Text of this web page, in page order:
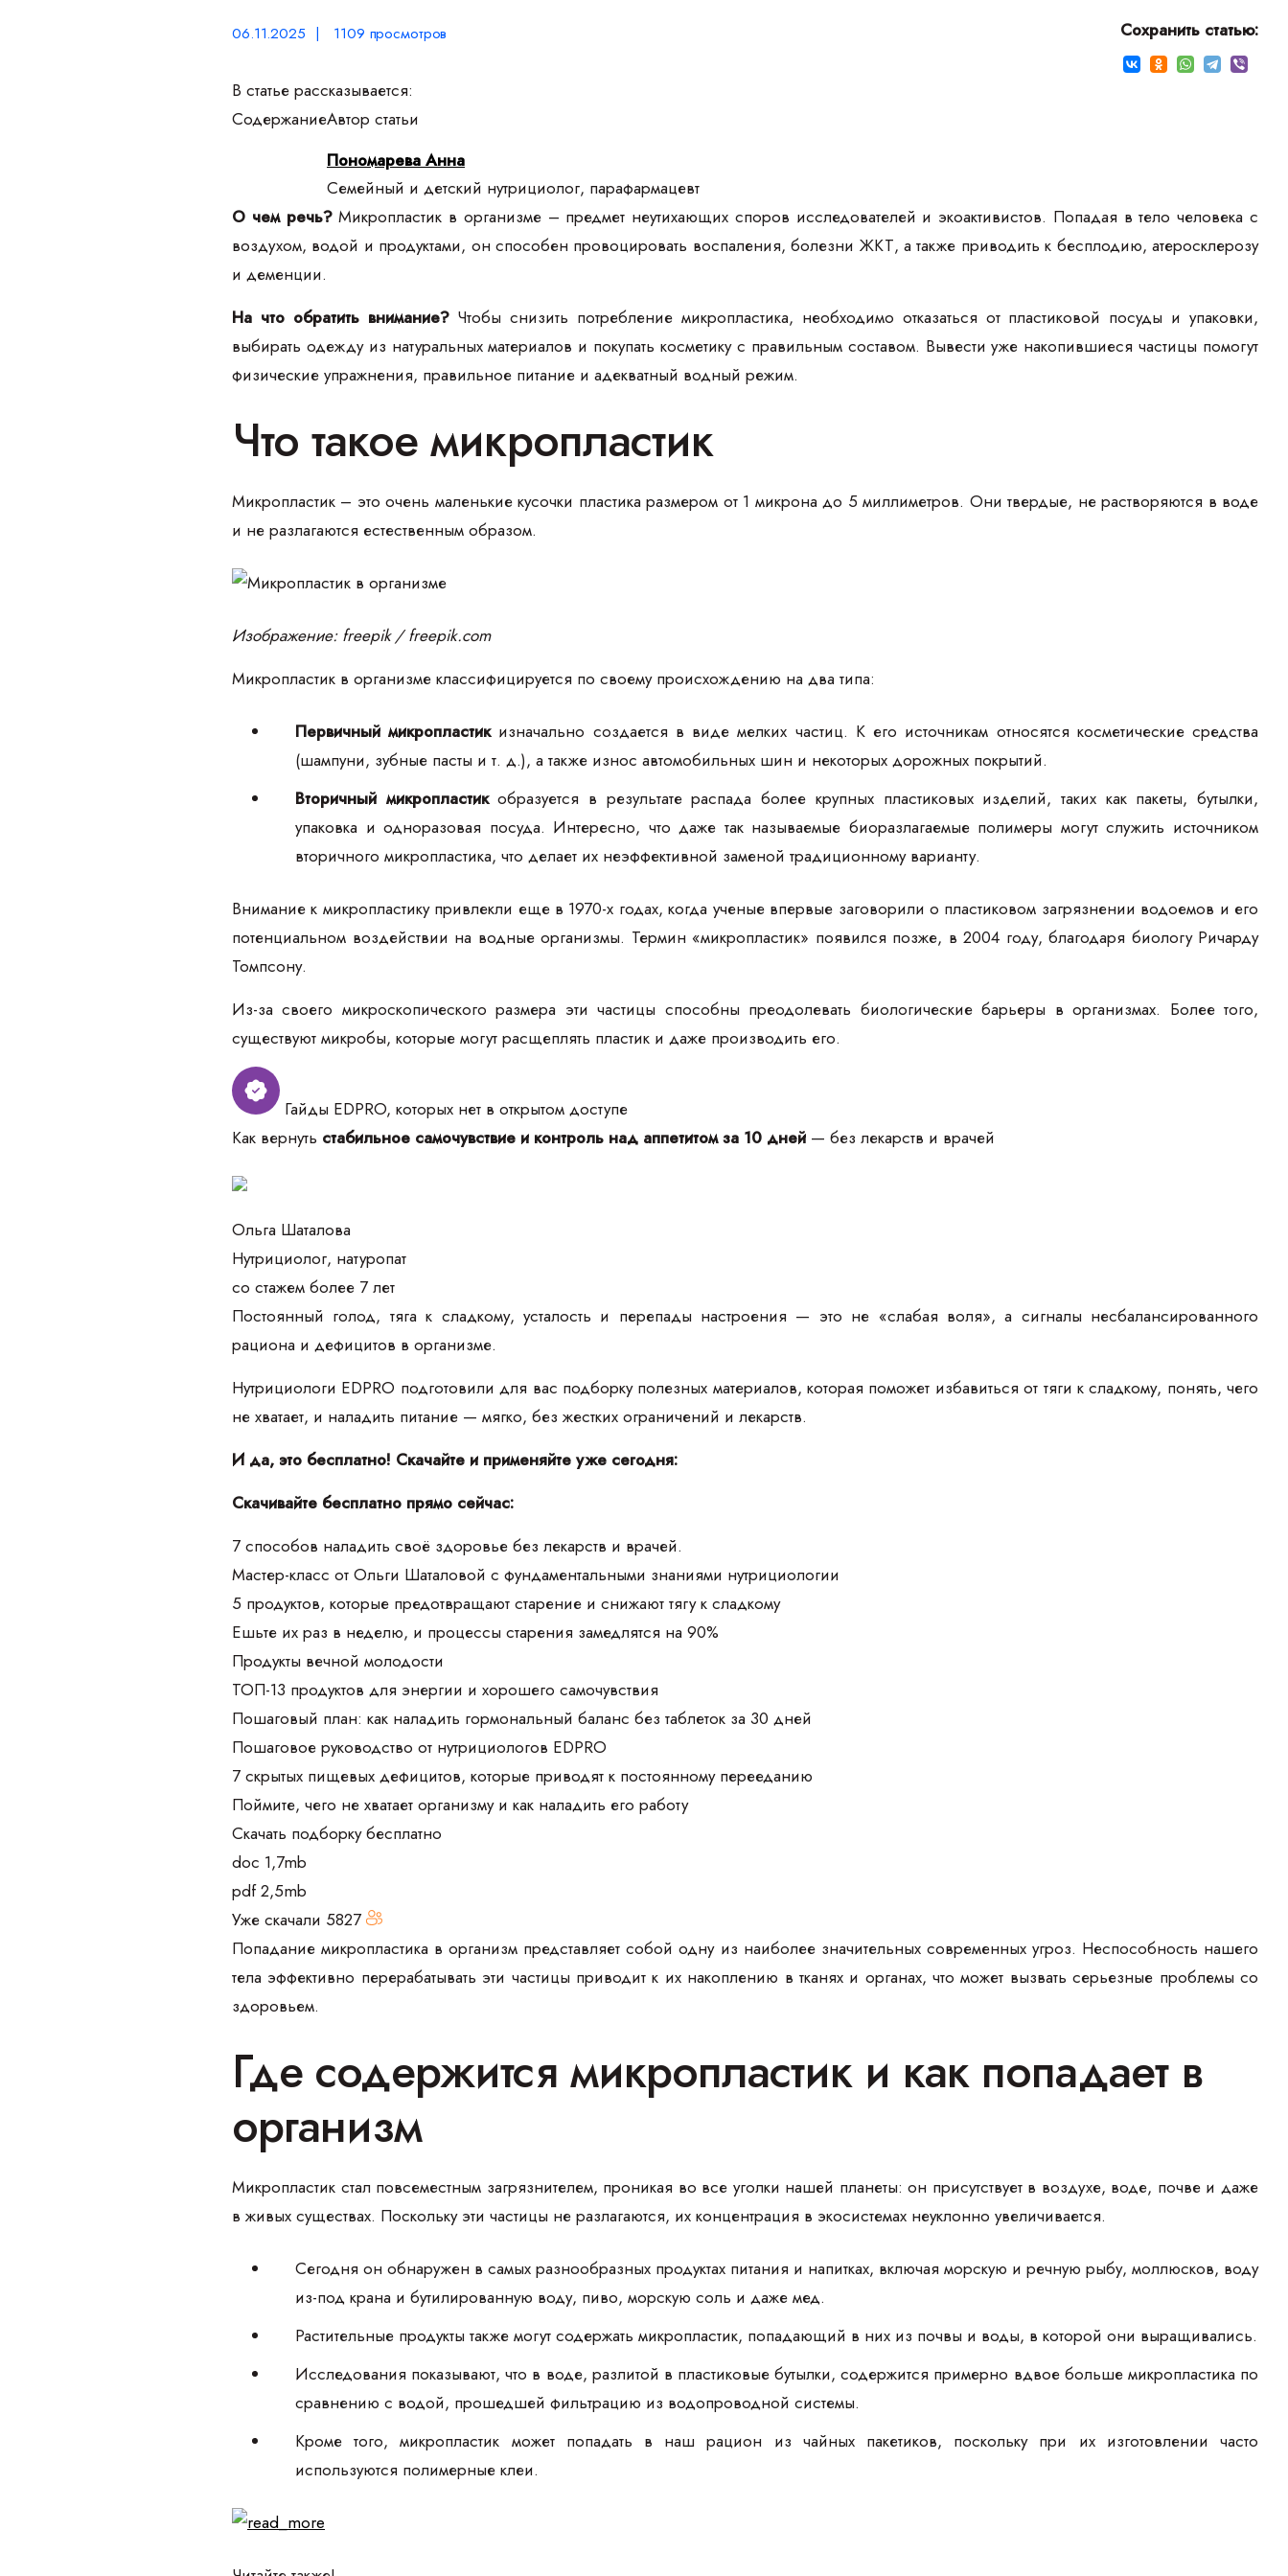
06.11.2025 | 1109 просмотров Сохранить статью:
В статье рассказывается:
СодержаниеАвтор статьи
Пономарева Анна
Семейный и детский нутрициолог, парафармацевт
О чем речь?Микропластик в организме – предмет неутихающих споров исследователей и экоактивистов. Попадая в тело человека с
воздухом, водой и продуктами, он способен провоцировать воспаления, болезни ЖКТ, а также приводить к бесплодию, атеросклерозу
и деменции.
На что обратить внимание?Чтобы снизить потребление микропластика, необходимо отказаться от пластиковой посуды и упаковки,
выбирать одежду из натуральных материалов и покупать косметику с правильным составом. Вывести уже накопившиеся частицы помогут
физические упражнения, правильное питание и адекватный водный режим.
Что такое микропластик
Микропластик – это очень маленькие кусочки пластика размером от 1 микрона до 5 миллиметров. Они твердые, не растворяются в воде
и не разлагаются естественным образом.
Изображение: freepik / freepik.com
Микропластик в организме классифицируется по своему происхождению на два типа:
Первичный микропластикизначально создается в виде мелких частиц. К его источникам относятся косметические средства
(шампуни, зубные пасты и т. д.), а также износ автомобильных шин и некоторых дорожных покрытий.
Вторичный микропластикобразуется в результате распада более крупных пластиковых изделий, таких как пакеты, бутылки,
упаковка и одноразовая посуда. Интересно, что даже так называемые биоразлагаемые полимеры могут служить источником
вторичного микропластика, что делает их неэффективной заменой традиционному варианту.
Внимание к микропластику привлекли еще в 1970-х годах, когда ученые впервые заговорили о пластиковом загрязнении водоемов и его
потенциальном воздействии на водные организмы. Термин «микропластик» появился позже, в 2004 году, благодаря биологу Ричарду
Томпсону.
Из-за своего микроскопического размера эти частицы способны преодолевать биологические барьеры в организмах. Более того,
существуют микробы, которые могут расщеплять пластик и даже производить его.
Гайды EDPRO, которых нет в открытом доступе
Как вернуть стабильное самочувствие и контроль над аппетитом за 10 дней — без лекарств и врачей
Ольга Шаталова
Нутрициолог, натуропат
со стажем более 7 лет
Постоянный голод, тяга к сладкому, усталость и перепады настроения — это не «слабая воля», а сигналы несбалансированного
рациона и дефицитов в организме.
Нутрициологи EDPRO подготовили для вас подборку полезных материалов, которая поможет избавиться от тяги к сладкому, понять, чего
не хватает, и наладить питание — мягко, без жестких ограничений и лекарств.
И да, это бесплатно! Скачайте и применяйте уже сегодня:
Скачивайте бесплатно прямо сейчас:
7 способов наладить своё здоровье без лекарств и врачей.
Мастер-класс от Ольги Шаталовой с фундаментальными знаниями нутрициологии
5 продуктов, которые предотвращают старение и снижают тягу к сладкому
Ешьте их раз в неделю, и процессы старения замедлятся на 90%
Продукты вечной молодости
ТОП-13 продуктов для энергии и хорошего самочувствия
Пошаговый план: как наладить гормональный баланс без таблеток за 30 дней
Пошаговое руководство от нутрициологов EDPRO
7 скрытых пищевых дефицитов, которые приводят к постоянному перееданию
Поймите, чего не хватает организму и как наладить его работу
Скачать подборку бесплатно
doc 1,7mb
pdf 2,5mb
Уже скачали 5827
Попадание микропластика в организм представляет собой одну из наиболее значительных современных угроз. Неспособность нашего
тела эффективно перерабатывать эти частицы приводит к их накоплению в тканях и органах, что может вызвать серьезные проблемы со
здоровьем.
Где содержится микропластик и как попадает в
организм
Микропластик стал повсеместным загрязнителем, проникая во все уголки нашей планеты: он присутствует в воздухе, воде, почве и даже
в живых существах. Поскольку эти частицы не разлагаются, их концентрация в экосистемах неуклонно увеличивается.
Сегодня он обнаружен в самых разнообразных продуктах питания и напитках, включая морскую и речную рыбу, моллюсков, воду
из-под крана и бутилированную воду, пиво, морскую соль и даже мед.
Растительные продукты также могут содержать микропластик, попадающий в них из почвы и воды, в которой они выращивались.
Исследования показывают, что в воде, разлитой в пластиковые бутылки, содержится примерно вдвое больше микропластика по
сравнению с водой, прошедшей фильтрацию из водопроводной системы.
Кроме того, микропластик может попадать в наш рацион из чайных пакетиков, поскольку при их изготовлении часто
используются полимерные клеи.